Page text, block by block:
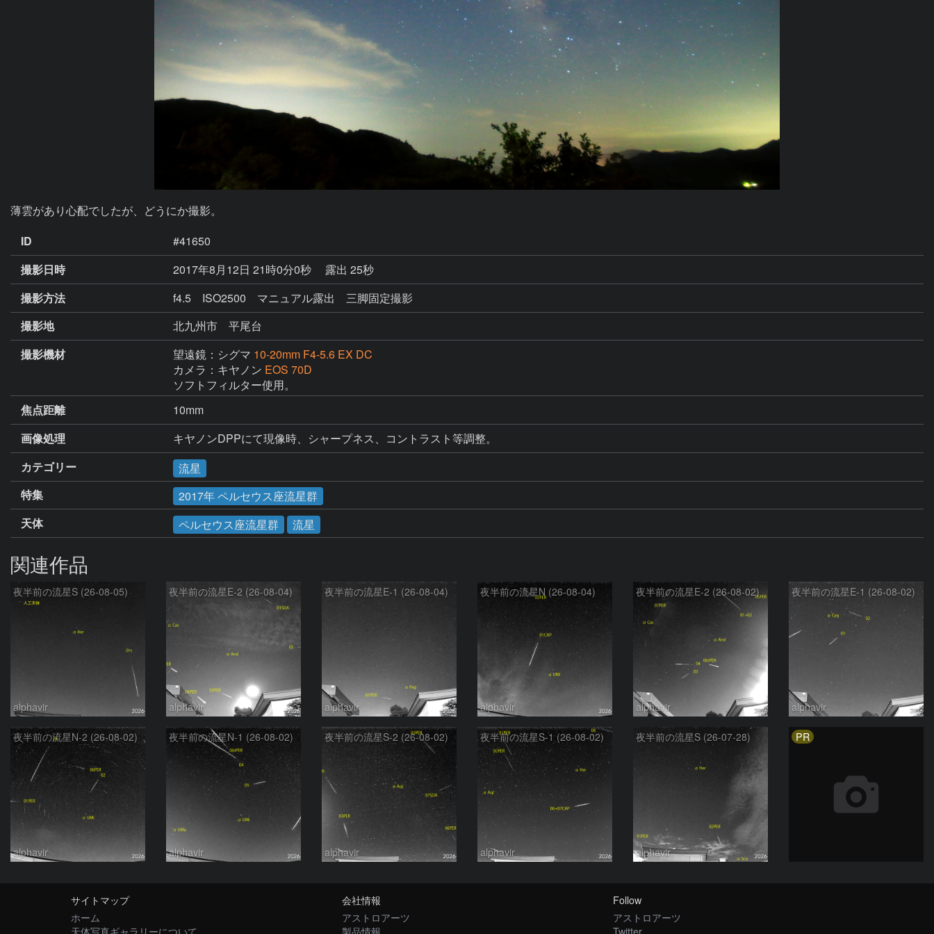
薄雲があり心配でしたが、どうにか撮影。
ID
#41650
撮影日時
2017年8月12日 21時0分0秒
露出 25秒
撮影方法
f4.5 ISO2500 マニュアル露出 三脚固定撮影
撮影地
北九州市 平尾台
撮影機材
望遠鏡：シグマ 10-20mm F4-5.6 EX DC
カメラ：キヤノン EOS 70D
ソフトフィルター使用。
焦点距離
10mm
画像処理
キヤノンDPPにて現像時、シャープネス、コントラスト等調整。
カテゴリー
流星
特集
2017年 ペルセウス座流星群
天体
ペルセウス座流星群 流星
関連作品
夜半前の流星S (26-08-05)
alphavir
夜半前の流星E-2 (26-08-04)
alphavir
夜半前の流星E-1 (26-08-04)
alphavir
夜半前の流星N (26-08-04)
alphavir
夜半前の流星E-2 (26-08-02)
alphavir
夜半前の流星E-1 (26-08-02)
alphavir
夜半前の流星N-2 (26-08-02)
alphavir
夜半前の流星N-1 (26-08-02)
alphavir
夜半前の流星S-2 (26-08-02)
alphavir
夜半前の流星S-1 (26-08-02)
alphavir
夜半前の流星S (26-07-28)
alphavir
PR
サイトマップ
ホーム
天体写真ギャラリーについて
会社情報
アストロアーツ
製品情報
Follow
アストロアーツ
Twitter